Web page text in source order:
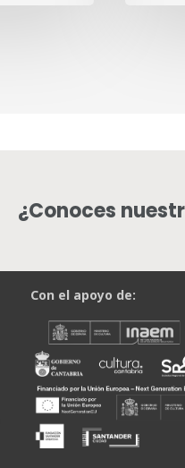
¿Conoces
Con el apoyo de: